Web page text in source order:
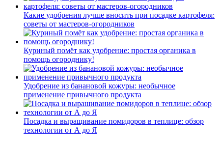
Какие удобрения лучше вносить при посадке картофеля:
советы от мастеров-огородников
Куриный помёт как удобрение: простая органика в
помощь огороднику!
Удобрение из банановой кожуры: необычное
применение привычного продукта
Посадка и выращивание помидоров в теплице: обзор
технологии от А до Я